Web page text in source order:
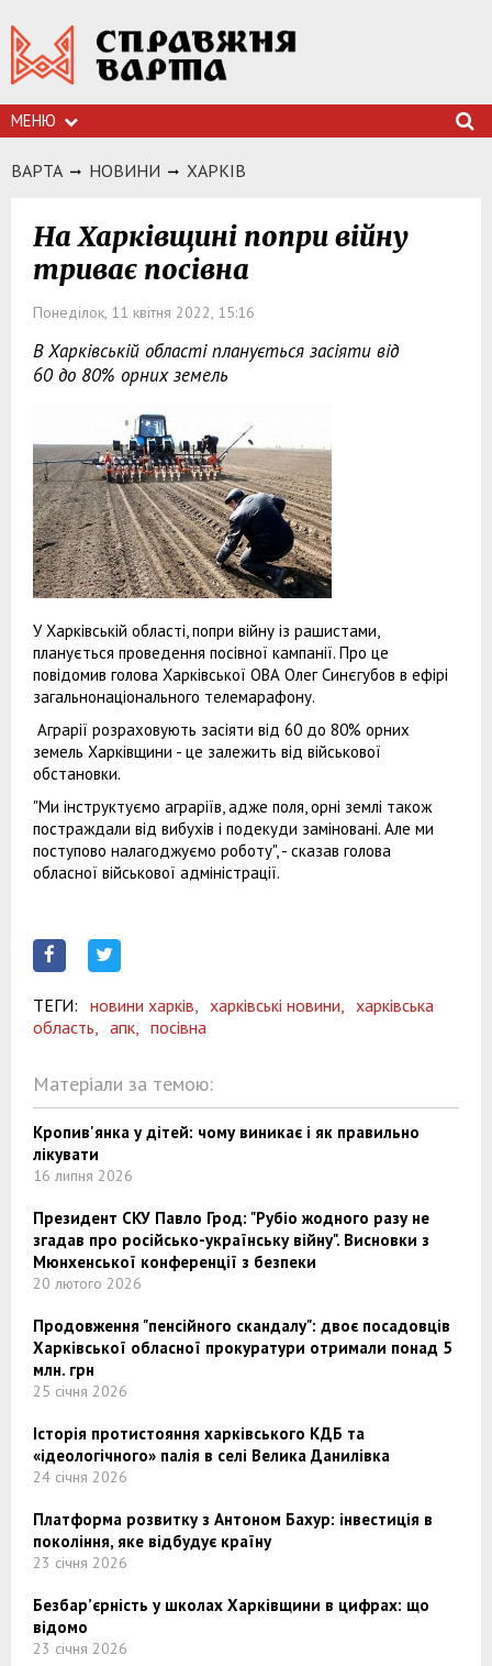
МЕНЮ
ВАРТА НОВИНИ ХАРКIВ
На Харківщині попри війну
триває посівна
Понеділок, 11 квітня 2022, 15:16
В Харківській області планується засіяти від
60 до 80% орних земель
У Харківській області, попри війну із рашистами,
планується проведення посівної кампанії. Про це
повідомив голова Харківської ОВА Олег Синєгубов в ефірі
загальнонаціонального телемарафону.
Аграрії розраховують засіяти від 60 до 80% орних
земель Харківщини - це залежить від військової
обстановки.
"Ми інструктуємо аграріїв, адже поля, орні землі також
постраждали від вибухів і подекуди заміновані. Але ми
поступово налагоджуємо роботу", - сказав голова
обласної військової адміністрації.
ТЕГИ: новини харків, харківські новини,
харківська
область,
апк, посівна
Матеріали за темою:
Кропив'янка у дітей: чому виникає і як правильно
лікувати
16 липня 2026
Президент СКУ Павло Грод: "Рубіо жодного разу не
згадав про російсько-українську війну". Висновки з
Мюнхенської конференції з безпеки
20 лютого 2026
Продовження "пенсійного скандалу": двоє посадовців
Харківської обласної прокуратури отримали понад 5
млн. грн
25 січня 2026
Історія протистояння харківського КДБ та
«ідеологічного» палія в селі Велика Данилівка
24 січня 2026
Платформа розвитку з Антоном Бахур: інвестиція в
покоління, яке відбудує країну
23 січня 2026
Безбар’єрність у школах Харківщини в цифрах: що
відомо
23 січня 2026